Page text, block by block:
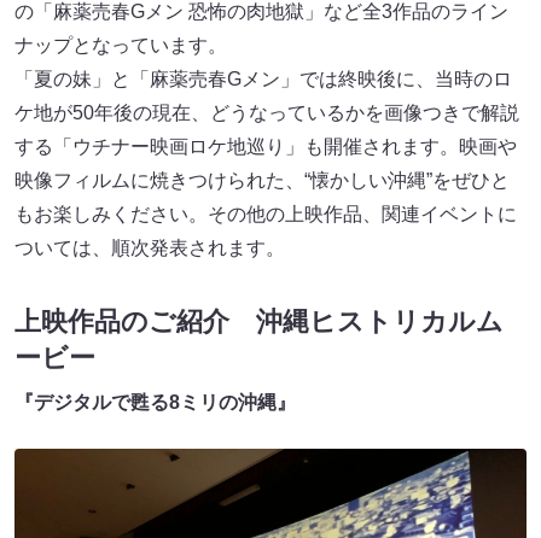
の「麻薬売春Gメン 恐怖の肉地獄」など全3作品のライン
ナップとなっています。
「夏の妹」と「麻薬売春Gメン」では終映後に、当時のロ
ケ地が50年後の現在、どうなっているかを画像つきで解説
する「ウチナー映画ロケ地巡り」も開催されます。映画や
映像フィルムに焼きつけられた、“懐かしい沖縄”をぜひと
もお楽しみください。その他の上映作品、関連イベントに
ついては、順次発表されます。
上映作品のご紹介 沖縄ヒストリカルム
ービー
『デジタルで甦る8ミリの沖縄』